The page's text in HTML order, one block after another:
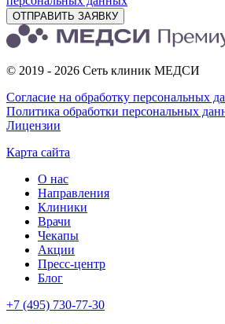
ОТПРАВИТЬ ЗАЯВКУ
© 2019 - 2026 Сеть клиник МЕДСИ
Согласие на обработку персональных
Политика обработки персональных
Лицензии
Карта сайта
О нас
Направления
Клиники
Врачи
Чекапы
Акции
Пресс-центр
Блог
+7 (495) 730-77-30